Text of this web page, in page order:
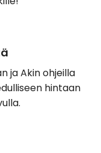
ja Akin ohjeilla
hintaan